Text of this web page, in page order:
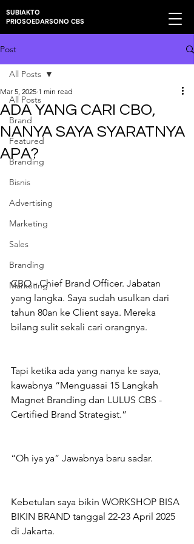
SUBIAKTO
PRIOSOEDARSONO CBS
Post
All Posts
Brand
Featured
Branding
Bisnis
Advertising
Marketing
Sales
Branding
Marketing
All Posts
ADA YANG CARI CBO,
NANYA SAYA SYARATNYA
APA?
Mar 5, 2025 1 min read
CBO - Chief Brand Officer. Jabatan
yang langka. Saya sudah usulkan dari
tahun 80an ke Client saya. Mereka
bilang sulit sekali cari orangnya.
Tapi ketika ada yang nanya ke saya,
kawabnya “Menguasai 15 Langkah
Magnet Branding dan LULUS CBS -
Certified Brand Strategist.”
“Oh iya ya” Jawabnya baru sadar.
Kebetulan saya bikin WORKSHOP BISA
BIKIN BRAND tanggal 22-23 April 2025
di Jakarta.